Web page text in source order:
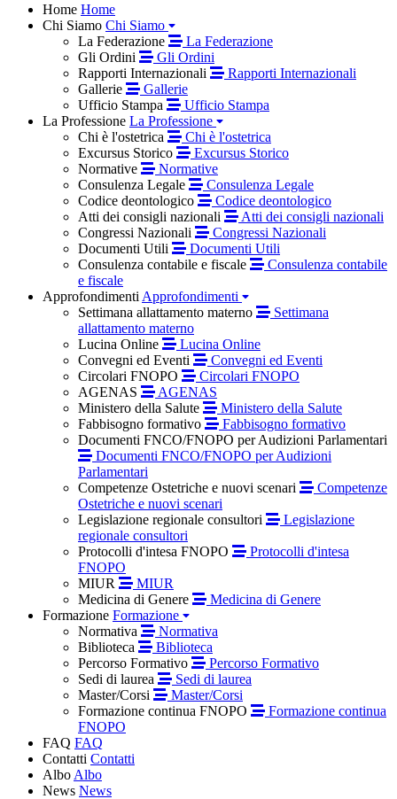
Home Home
Chi Siamo Chi Siamo
La Federazione
La Federazione
Gli Ordini
Gli Ordini
Rapporti Internazionali
Rapporti Internazionali
Gallerie
Gallerie
Ufficio Stampa
Ufficio Stampa
La Professione La Professione
Chi è l'ostetrica
Chi è l'ostetrica
Excursus Storico
Excursus Storico
Normative
Normative
Consulenza Legale
Consulenza Legale
Codice deontologico
Codice deontologico
Atti dei consigli nazionali
Atti dei consigli nazionali
Congressi Nazionali
Congressi Nazionali
Documenti Utili
Documenti Utili
Consulenza contabile e fiscale
Consulenza contabile
e fiscale
Approfondimenti Approfondimenti
Settimana allattamento materno
Settimana
allattamento materno
Lucina Online
Lucina Online
Convegni ed Eventi
Convegni ed Eventi
Circolari FNOPO
Circolari FNOPO
AGENAS
AGENAS
Ministero della Salute
Ministero della Salute
Fabbisogno formativo
Fabbisogno formativo
Documenti FNCO/FNOPO per Audizioni Parlamentari
Documenti FNCO/FNOPO per Audizioni
Parlamentari
Competenze Ostetriche e nuovi scenari
Competenze
Ostetriche e nuovi scenari
Legislazione regionale consultori
Legislazione
regionale consultori
Protocolli d'intesa FNOPO
Protocolli d'intesa
FNOPO
MIUR
MIUR
Medicina di Genere
Medicina di Genere
Formazione Formazione
Normativa
Normativa
Biblioteca
Biblioteca
Percorso Formativo
Percorso Formativo
Sedi di laurea
Sedi di laurea
Master/Corsi
Master/Corsi
Formazione continua FNOPO
Formazione continua
FNOPO
FAQ FAQ
Contatti Contatti
Albo Albo
News News